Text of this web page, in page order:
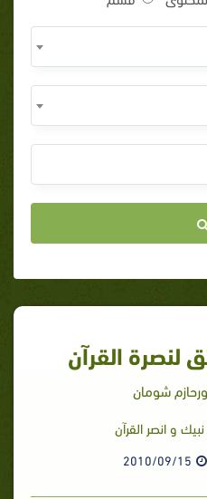
لنصرة القرآن
شومان
نبيك و انصر القرآن
2010/09/15